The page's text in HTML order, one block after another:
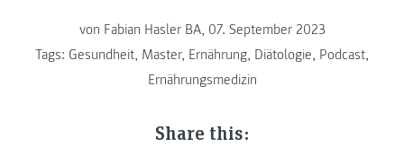
von Fabian Hasler BA, 07. September 2023
Tags: Gesundheit, Master, Ernährung, Diätologie, Podcast,
Ernährungsmedizin
Share this: